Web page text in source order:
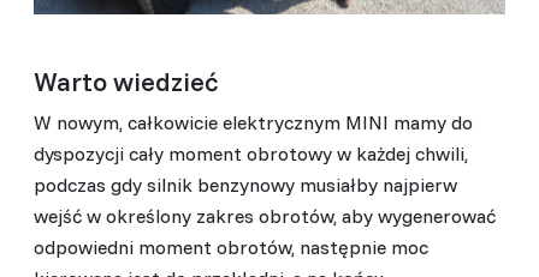
Warto wiedzieć
W nowym, całkowicie elektrycznym MINI mamy do
dyspozycji cały moment obrotowy w każdej chwili,
podczas gdy silnik benzynowy musiałby najpierw
wejść w określony zakres obrotów, aby wygenerować
odpowiedni moment obrotów, następnie moc